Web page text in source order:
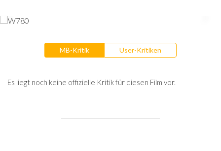
MB-Kritik User-Kritiken
Es liegt noch keine offizielle Kritik für diesen Film vor.